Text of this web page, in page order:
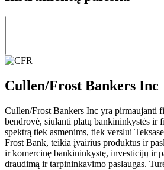
Cullen/Frost Bankers Inc
Cullen/Frost Bankers Inc yra pirmaujanti
bendrovė, siūlanti platų bankininkystės ir
spektrą tiek asmenims, tiek verslui
Frost Bank, teikia įvairius produktus ir
ir komercinę bankininkystę, investicijų ir
draudimą ir tarpininkavimo paslaugas.